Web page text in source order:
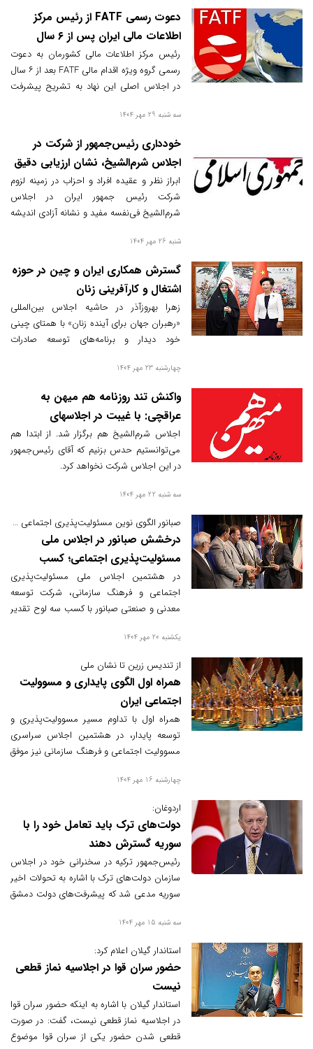
دعوت رسمی FATF از رئیس مرکز
اطلاعات مالی ایران پس از ۶ سال
رئیس مرکز اطلاعات مالی کشورمان به دعوت
رسمی گروه ویژه اقدام مالی FATF بعد از ۶ سال
در اجلاس اصلی این نهاد به تشریح پیشرفت
تصویب قانون الحاق به کنوانسیون پالرمو
سه شنبه 29 مهر 1404
خودداری رئیس‌جمهور از شرکت در
اجلاس شرم‌الشیخ، نشان ارزیابی دقیق
و عقلانیت سیاسی
ابراز نظر و عقیده افراد و احزاب در زمینه لزوم
شرکت رئیس ‌جمهور ایران در اجلاس
شرم‌الشیخ فی‌نفسه مفید و نشانه آزادی اندیشه
از شرکت در این اجلاس نشانه ارزیابی دقیق از
شرایط بود.
شنبه 26 مهر 1404
گسترش همکاری ایران و چین در حوزه
اشتغال و کارآفرینی زنان
زهرا بهروزآذر در حاشیه اجلاس بین‌المللی
«رهبران جهان برای آینده زنان» با همتای چینی
خود دیدار و برنامه‌های توسعه صادرات
ایرانی را تشریح کرد.
چهارشنبه 23 مهر 1404
واکنش تند روزنامه هم میهن به
عراقچی: با غیبت در اجلاسهای
مختلف، مدعی نقش آفرینی هم
هستید؟
اجلاس شرم‌الشیخ هم برگزار شد. از ابتدا هم
می‌توانستیم حدس بزنیم که آقای رئیس‌جمهور
در این اجلاس شرکت نخواهد کرد.
سه شنبه 22 مهر 1404
صبانور الگوی نوین مسئولیت‌پذیری اجتماعی در صنعت کشور
درخشش صبانور در اجلاس ملی
مسئولیت‌پذیری اجتماعی؛ کسب
تندیس ویژه و سه لوح افتخار
در هشتمین اجلاس ملی مسئولیت‌پذیری
اجتماعی و فرهنگ سازمانی، شرکت توسعه
معدنی و صنعتی صبانور با کسب سه لوح تقدیر
ملی در تعهد به محیط‌زیست، مسئولیت‌های
ضیایی، مدیرعامل این شرکت نیز به‌دلیل رویکرد
راهبردی در توسعه مسئولیت اجتماعی قدردانی
به‌عمل آمد.
یکشنبه 20 مهر 1404
از تندیس زرین تا نشان ملی
همراه اول الگوی پایداری و مسوولیت
اجتماعی ایران
همراه اول با تداوم مسیر مسوولیت‌پذیری و
توسعه پایدار، در هشتمین اجلاس سراسری
مسوولیت اجتماعی و فرهنگ سازمانی نیز موفق
چهارشنبه 16 مهر 1404
اردوغان:
دولت‌های ترک باید تعامل خود را با
سوریه گسترش دهند
رئیس‌جمهور ترکیه در سخنرانی خود در اجلاس
سازمان دولت‌های ترک با اشاره به تحولات اخیر
سوریه مدعی شد که پیشرفت‌های دولت دمشق
ترک باید تعامل خود را با سوریه گسترش دهند.
سه شنبه 15 مهر 1404
استاندار گیلان اعلام کرد:
حضور سران قوا در اجلاسیه نماز قطعی
نیست
استاندار گیلان با اشاره به اینکه حضور سران قوا
در اجلاسیه نماز قطعی نیست، گفت: در صورت
قطعی شدن حضور یکی از سران قوا موضوع